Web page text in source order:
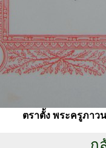
ตราตั้ง พระครูภาว